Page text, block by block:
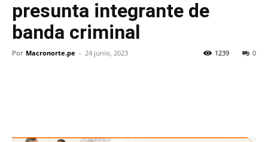
presunta integrante de
banda criminal
Por Macronorte.pe - 24 junio, 2023 0
1239